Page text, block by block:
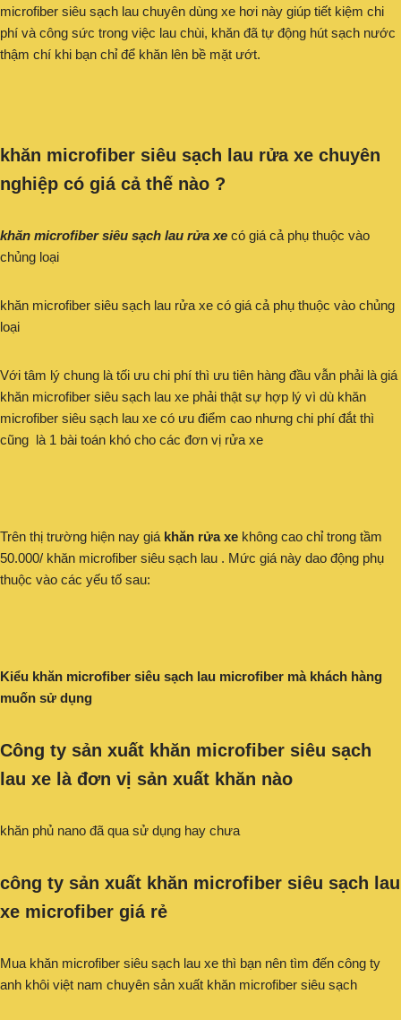
microfiber siêu sạch lau chuyên dùng xe hơi này giúp tiết kiệm chi
phí và công sức trong việc lau chùi, khăn đã tự động hút sạch nước
thậm chí khi bạn chỉ để khăn lên bề mặt ướt.
khăn microfiber siêu sạch lau rửa xe chuyên
nghiệp có giá cả thế nào ?
khăn microfiber siêu sạch lau rửa xe có giá cả phụ thuộc vào
chủng loại
khăn microfiber siêu sạch lau rửa xe có giá cả phụ thuộc vào chủng
loại
Với tâm lý chung là tối ưu chi phí thì ưu tiên hàng đầu vẫn phải là giá
khăn microfiber siêu sạch lau xe phải thật sự hợp lý vì dù khăn
microfiber siêu sạch lau xe có ưu điểm cao nhưng chi phí đắt thì
cũng là 1 bài toán khó cho các đơn vị rửa xe
Trên thị trường hiện nay giá khăn rửa xe không cao chỉ trong tầm
50.000/ khăn microfiber siêu sạch lau . Mức giá này dao động phụ
thuộc vào các yếu tố sau:
Kiểu khăn microfiber siêu sạch lau microfiber mà khách hàng
muốn sử dụng
Công ty sản xuất khăn microfiber siêu sạch
lau xe là đơn vị sản xuất khăn nào
khăn phủ nano đã qua sử dụng hay chưa
công ty sản xuất khăn microfiber siêu sạch lau
xe microfiber giá rẻ
Mua khăn microfiber siêu sạch lau xe thì bạn nên tìm đến công ty
anh khôi việt nam chuyên sản xuất khăn microfiber siêu sạch